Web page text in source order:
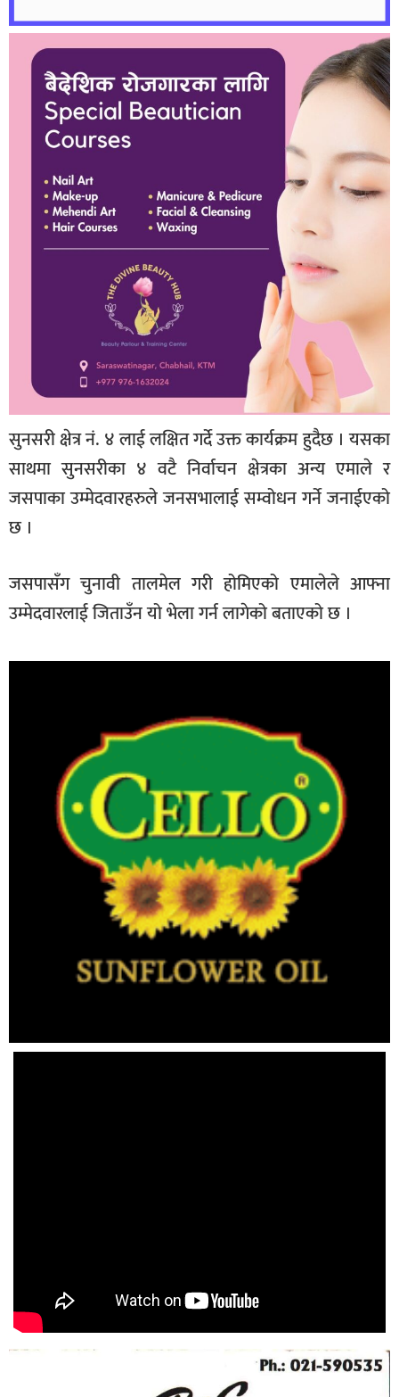
सुनसरी क्षेत्र नं. ४ लाई लक्षित गर्दे उक्त कार्यक्रम हुदैछ । यसका
साथमा सुनसरीका ४ वटै निर्वाचन क्षेत्रका अन्य एमाले र
जसपाका उम्मेदवारहरुले जनसभालाई सम्वोधन गर्ने जनाईएको
छ ।
जसपासँग चुनावी तालमेल गरी होमिएको एमालेले आफ्ना
उम्मेदवारलाई जिताउँन यो भेला गर्न लागेको बताएको छ ।